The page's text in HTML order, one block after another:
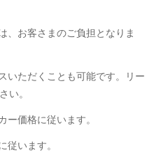
、お客さまのご負担となりま
いただくことも可能です。リー
い。
ー価格に従います。
従います。